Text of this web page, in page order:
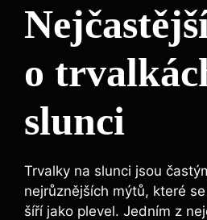
o
slunci
Trvalky na slunci jsou
nejrůznějších mýtů, které
šíří jako plevel. Jedním z